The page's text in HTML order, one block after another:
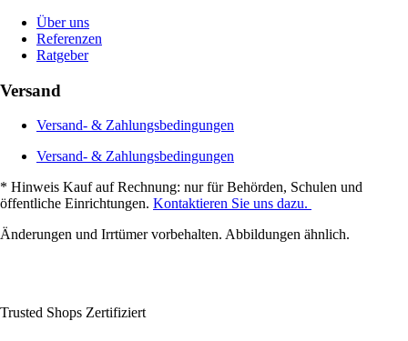
Über uns
Referenzen
Ratgeber
Versand
Versand- & Zahlungsbedingungen
Versand- & Zahlungsbedingungen
* Hinweis Kauf auf Rechnung: nur für Behörden, Schulen und
öffentliche Einrichtungen. Kontaktieren Sie uns dazu.
Änderungen und Irrtümer vorbehalten. Abbildungen ähnlich.
Trusted Shops Zertifiziert